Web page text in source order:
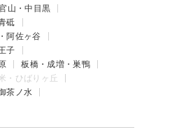
山・中目黒
砥
阿佐ヶ谷
子
板橋・成増・巣鴨
・ひばりヶ丘
茶ノ水